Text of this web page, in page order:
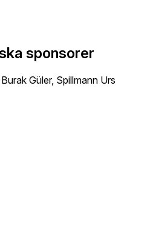
sponsorer
Güler, Spillmann Urs